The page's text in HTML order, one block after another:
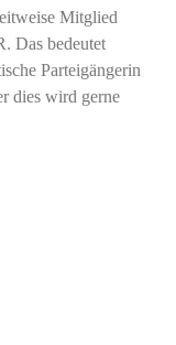
Mitglied
Das bedeutet
Parteigängerin
dies wird gerne